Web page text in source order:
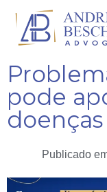
pode
Publicado